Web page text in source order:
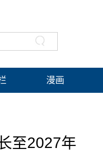
漫画
至2027年